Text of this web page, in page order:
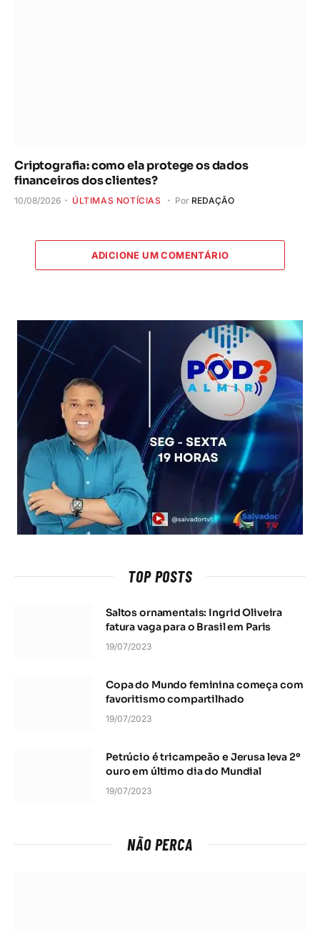
Criptografia: como ela protege os dados
financeiros dos clientes?
10/08/2026 ÚLTIMAS NOTÍCIAS Por REDAÇÃO
ADICIONE UM COMENTÁRIO
TOP POSTS
Saltos ornamentais: Ingrid Oliveira
fatura vaga para o Brasil em Paris
19/07/2023
Copa do Mundo feminina começa com
favoritismo compartilhado
19/07/2023
Petrúcio é tricampeão e Jerusa leva 2º
ouro em último dia do Mundial
19/07/2023
NÃO PERCA